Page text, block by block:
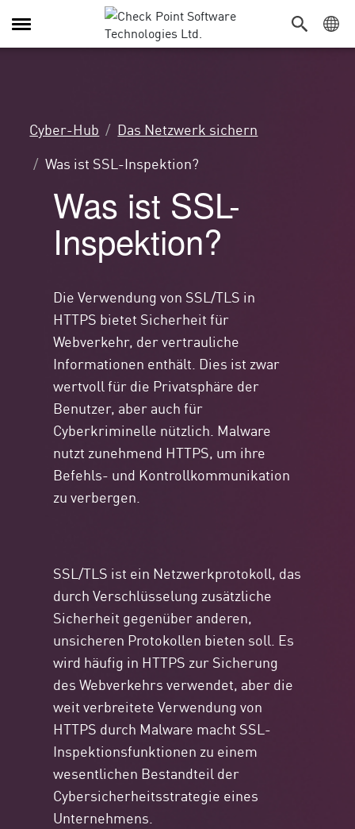
Navigation
umschalten
Cyber-Hub
Das Netzwerk sichern
Was ist SSL-Inspektion?
Was ist SSL-
Inspektion?
Die Verwendung von SSL/TLS in
HTTPS bietet Sicherheit für
Webverkehr, der vertrauliche
Informationen enthält. Dies ist zwar
wertvoll für die Privatsphäre der
Benutzer, aber auch für
Cyberkriminelle nützlich. Malware
nutzt zunehmend HTTPS, um ihre
Befehls- und Kontrollkommunikation
zu verbergen.
SSL/TLS ist ein Netzwerkprotokoll, das
durch Verschlüsselung zusätzliche
Sicherheit gegenüber anderen,
unsicheren Protokollen bieten soll. Es
wird häufig in HTTPS zur Sicherung
des Webverkehrs verwendet, aber die
weit verbreitete Verwendung von
HTTPS durch Malware macht SSL-
Inspektionsfunktionen zu einem
wesentlichen Bestandteil der
Cybersicherheitsstrategie eines
Unternehmens.